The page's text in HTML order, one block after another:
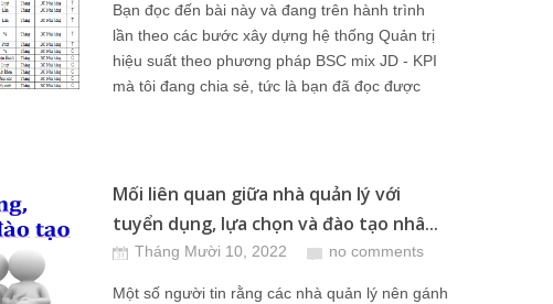
Bạn đọc đến bài này và đang trên hành trình
lần theo các bước xây dựng hệ thống Quản trị
hiệu suất theo phương pháp BSC mix JD - KPI
mà tôi đang chia sẻ, tức là bạn đã đọc được
Mối liên quan giữa nhà quản lý với
tuyển dụng, lựa chọn và đào tạo nhâ...
Tháng Mười 10, 2022 no comments
Một số người tin rằng các nhà quản lý nên gánh